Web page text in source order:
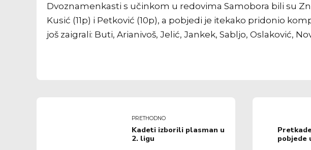
Dvoznamenkasti s učinkom u redovima Samobora bili su
Kusić (11p) i Petković (10p), a pobjedi je itekako pridonio
još zaigrali: Buti, Arianivoš, Jelić, Jankek, Sabljo, Oslaković,
PRETHODNO
Kadeti izborili plasman u
2. ligu
pobjede